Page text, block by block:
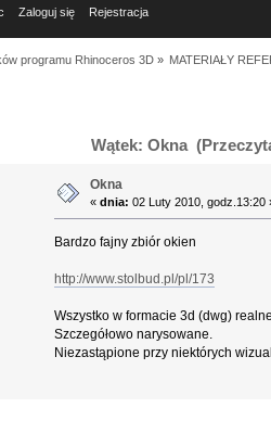
Zaloguj się Rejestracja
programu Rhinoceros 3D» MATERIAŁY
Wątek: Okna
Okna
« dnia: 02 Luty 2010, godz.13:20
Bardzo fajny zbiór okien
http://www.stolbud.pl/pl/173
Wszystko w formacie 3d (dwg)
Szczegółowo narysowane.
Niezastąpione przy niektórych